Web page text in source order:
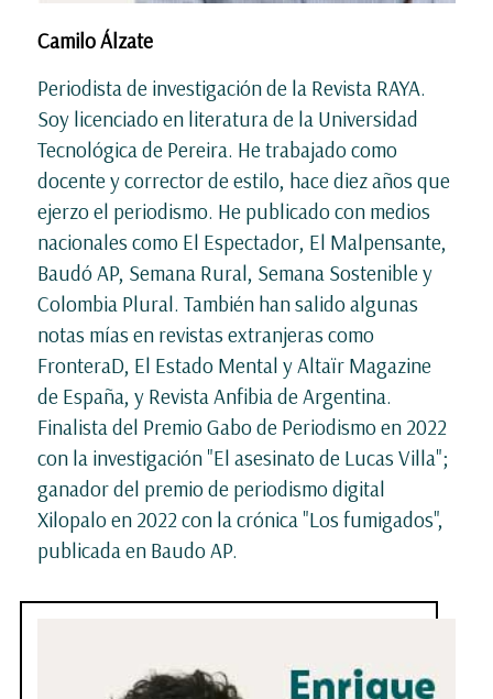
Camilo Álzate
Periodista de investigación de la Revista RAYA.
Soy licenciado en literatura de la Universidad
Tecnológica de Pereira. He trabajado como
docente y corrector de estilo, hace diez años que
ejerzo el periodismo. He publicado con medios
nacionales como El Espectador, El Malpensante,
Baudó AP, Semana Rural, Semana Sostenible y
Colombia Plural. También han salido algunas
notas mías en revistas extranjeras como
FronteraD, El Estado Mental y Altaïr Magazine
de España, y Revista Anfibia de Argentina.
Finalista del Premio Gabo de Periodismo en 2022
con la investigación "El asesinato de Lucas Villa";
ganador del premio de periodismo digital
Xilopalo en 2022 con la crónica "Los fumigados",
publicada en Baudo AP.